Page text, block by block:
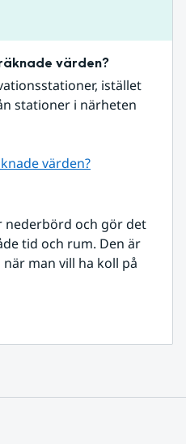
värden?
istället
stationer i närheten
värden?
nederbörd och gör det
tid och rum. Den är
man vill ha koll på